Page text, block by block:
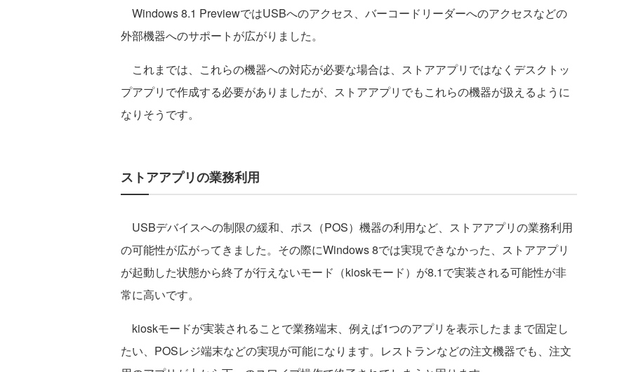
Windows 8.1 PreviewではUSBへのアクセス、バーコードリーダーへのアクセスなどの
外部機器へのサポートが広がりました。
これまでは、これらの機器への対応が必要な場合は、ストアアプリではなくデスクトッ
プアプリで作成する必要がありましたが、ストアアプリでもこれらの機器が扱えるように
なりそうです。
ストアアプリの業務利用
USBデバイスへの制限の緩和、ポス（POS）機器の利用など、ストアアプリの業務利用
の可能性が広がってきました。その際にWindows 8では実現できなかった、ストアアプリ
が起動した状態から終了が行えないモード（kioskモード）が8.1で実装される可能性が非
常に高いです。
kioskモードが実装されることで業務端末、例えば1つのアプリを表示したままで固定し
たい、POSレジ端末などの実現が可能になります。レストランなどの注文機器でも、注文